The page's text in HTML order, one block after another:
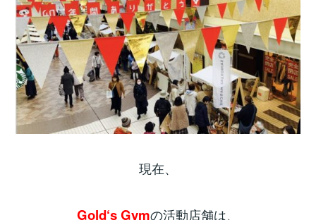
現在、
Gold‘s Gymの活動店舗は、